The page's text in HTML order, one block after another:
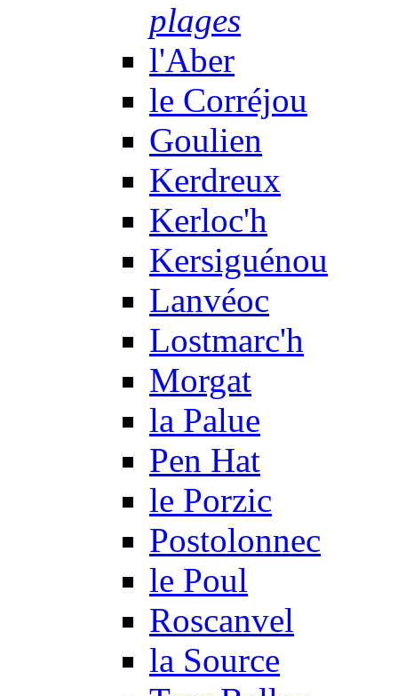
plages
l'Aber
le Corréjou
Goulien
Kerdreux
Kerloc'h
Kersiguénou
Lanvéoc
Lostmarc'h
Morgat
la Palue
Pen Hat
le Porzic
Postolonnec
le Poul
Roscanvel
la Source